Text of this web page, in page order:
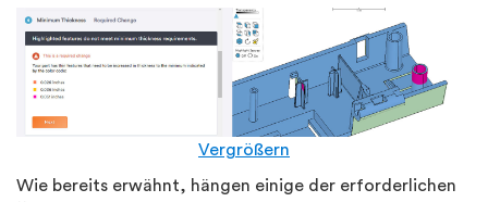
Vergrößern
Wie bereits erwähnt, hängen einige der erforderlichen